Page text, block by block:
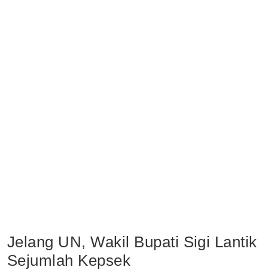
Jelang UN, Wakil Bupati Sigi Lantik
Sejumlah Kepsek